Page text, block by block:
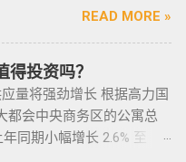
入公共场合的禁令，即使
公共场合携带配枪，也会
枪支持有者，每两年更新
登记一次枪支。 如果不遵
收枪支。 续期申请，需要
六个月内，向菲律宾国
单保关入境的，回国要做
以后如果不着急走，最长
年内都可以随时走。 菲律
单吗？ 但凡做了遣返都是
一步就是申请驱逐令。
车行老板ID复印件作为合同
个ID旁边都要有车主的签
般都是一张空白的合同，
以你要核对签字是否一
要一些签过字的合同，后
查CR/OR原件，原件，原
民签证）和SIRV（投资移
份，成功获得这些签证
享受更多福利与权益，而
与原有权益不会受到影
证——SRRV
侨常年
报道服
需要提
供
ICARD
READ MORE »
投资吗？
量将强劲增长 根据高力国
都会中央商务区的公寓总
同期小幅增长 2.6% 至